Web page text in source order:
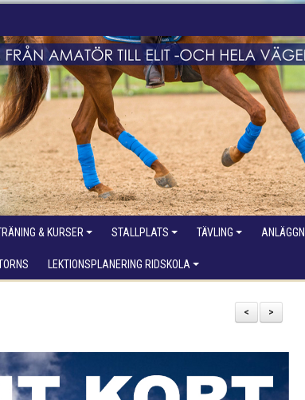
& KURSER STALLPLATS TÄVLING
LEKTIONSPLANERING RIDSKOLA
>
<